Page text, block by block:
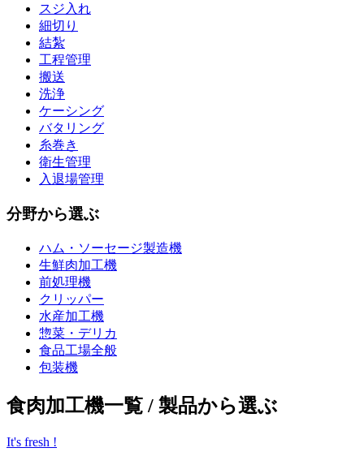
スジ入れ
細切り
結紮
工程管理
搬送
洗浄
ケーシング
バタリング
糸巻き
衛生管理
入退場管理
分野から選ぶ
ハム・ソーセージ製造機
生鮮肉加工機
前処理機
クリッパー
水産加工機
惣菜・デリカ
食品工場全般
包装機
食肉加工機一覧 / 製品から選ぶ
It's fresh !